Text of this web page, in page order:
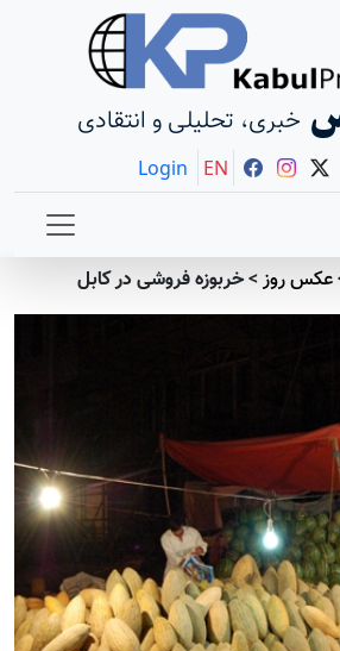
خبری، تحلیلی و انتقادی
Login EN
عکس روز>خربوزه فروشی در کابل